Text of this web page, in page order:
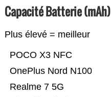
Capacité Batterie (mAh)
Plus élevé = meilleur
Realme 7 5G
OnePlus Nord N100
POCO X3 NFC